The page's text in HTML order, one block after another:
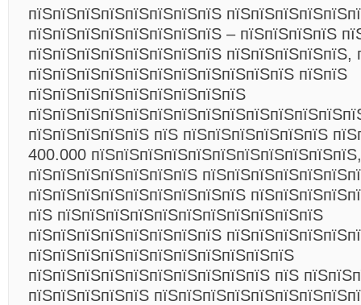
пїЅпїЅпїЅпїЅпїЅпїЅпїЅпїЅ
пїЅпїЅпїЅпїЅпїЅпїЅпїЅпїЅ – пїЅпїЅпїЅпїЅ
пїЅпїЅпїЅпїЅпїЅпїЅпїЅпїЅ пїЅпїЅпїЅпїЅпїЅ,
пїЅпїЅпїЅпїЅпїЅпїЅпїЅпїЅпїЅпїЅпїЅ пїЅпїЅ
пїЅпїЅпїЅпїЅпїЅпїЅпїЅпїЅпїЅ
пїЅпїЅпїЅпїЅпїЅ пїЅ пїЅпїЅпїЅпїЅпїЅпїЅ
400.000 пїЅпїЅпїЅпїЅпїЅпїЅпїЅпїЅпїЅпїЅпїЅ,
пїЅпїЅпїЅпїЅпїЅпїЅпїЅ
пїЅпїЅпїЅпїЅпїЅпїЅпїЅпїЅпїЅ
пїЅ пїЅпїЅпїЅпїЅпїЅпїЅпїЅпїЅпїЅпїЅпїЅ
пїЅпїЅпїЅпїЅпїЅпїЅпїЅпїЅ
пїЅпїЅпїЅпїЅпїЅпїЅпїЅпїЅпїЅпїЅпїЅ
пїЅпїЅпїЅпїЅпїЅпїЅпїЅпїЅпїЅпїЅ пїЅ
пїЅпїЅпїЅпїЅпїЅ